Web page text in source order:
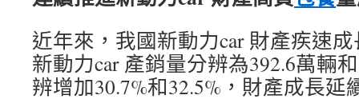
近年來，我國新動力car 財產疾速
新動力car 產銷量分辨為392.6萬輛
辨增加30.7%和32.5%，財產成長延